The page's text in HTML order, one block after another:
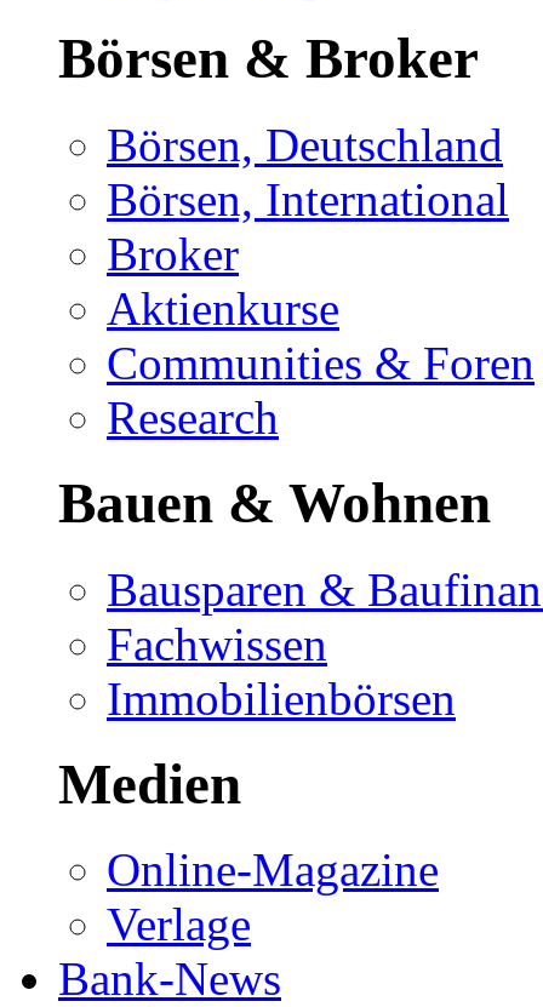
Börsen & Broker
Börsen, Deutschland
Börsen, International
Broker
Aktienkurse
Communities & Foren
Research
Bauen & Wohnen
Bausparen &
Fachwissen
Immobilienbörsen
Medien
Online-Magazine
Verlage
Bank-News